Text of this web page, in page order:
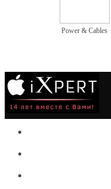
Power & Cables